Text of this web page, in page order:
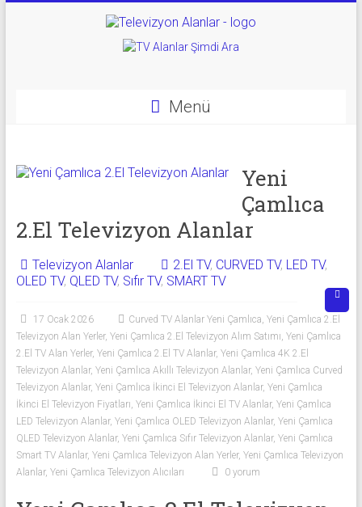
Televizyon
Televizyon
|
TV
Alanlar
İkinci
El
Sıfır
Televizyon
Alanlar ile
iletişim
kurarak
2.
Menü
Yeni
Çamlıca
2.El Televizyon Alanlar
Televizyon Alanlar 2.El TV, CURVED TV, LED TV,
OLED TV, QLED TV, Sıfır TV, SMART TV
17 Ocak 2026 Curved TV Alanlar Yeni Çamlıca, Yeni Çamlıca 2.El
Televizyon Alan Yerler, Yeni Çamlıca 2.El Televizyon Alım Satımı, Yeni Çamlıca
2.El TV Alan Yerler, Yeni Çamlıca 2.El TV Alanlar, Yeni Çamlıca 4K 2.El
Televizyon Alanlar, Yeni Çamlıca Akıllı Televizyon Alanlar, Yeni Çamlıca Curved
Televizyon Alanlar, Yeni Çamlıca İkinci El Televizyon Alanlar, Yeni Çamlıca
İkinci El Televizyon Fiyatları, Yeni Çamlıca İkinci El TV Alanlar, Yeni Çamlıca
LED Televizyon Alanlar, Yeni Çamlıca OLED Televizyon Alanlar, Yeni Çamlıca
QLED Televizyon Alanlar, Yeni Çamlıca Sıfır Televizyon Alanlar, Yeni Çamlıca
Smart TV Alanlar, Yeni Çamlıca Televizyon Alan Yerler, Yeni Çamlıca Televizyon
Alanlar, Yeni Çamlıca Televizyon Alıcıları 0 yorum